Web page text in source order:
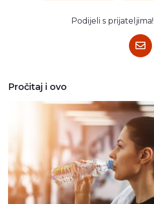
Podijeli s prijateljima!
Pročitaj i ovo